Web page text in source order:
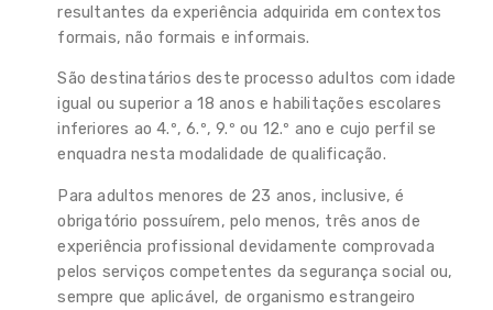
resultantes da experiência adquirida em contextos
formais, não formais e informais.
São destinatários deste processo adultos com idade
igual ou superior a 18 anos e habilitações escolares
inferiores ao 4.º, 6.º, 9.º ou 12.º ano e cujo perfil se
enquadra nesta modalidade de qualificação.
Para adultos menores de 23 anos, inclusive, é
obrigatório possuírem, pelo menos, três anos de
experiência profissional devidamente comprovada
pelos serviços competentes da segurança social ou,
sempre que aplicável, de organismo estrangeiro